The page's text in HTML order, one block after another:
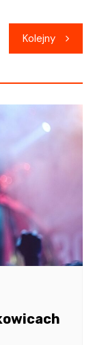
Kolejny